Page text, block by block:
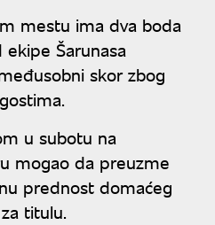
mestu ima dva boda
Šarunasa
skor zbog
u subotu na
mogao da preuzme
prednost domaćeg
titulu.